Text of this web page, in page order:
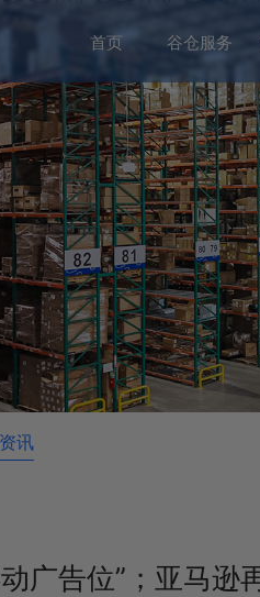
首页 谷仓服务
讯
广告位”；亚马逊